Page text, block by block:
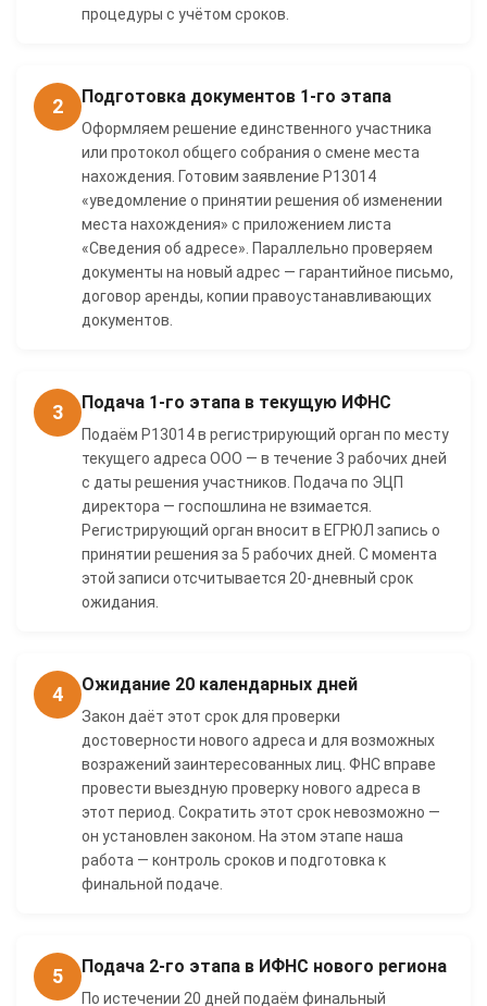
процедуры с учётом сроков.
2 Подготовка документов 1-го этапа
Оформляем решение единственного участника
или протокол общего собрания о смене места
нахождения. Готовим заявление Р13014
«уведомление о принятии решения об изменении
места нахождения» с приложением листа
«Сведения об адресе». Параллельно проверяем
документы на новый адрес — гарантийное письмо,
договор аренды, копии правоустанавливающих
документов.
3 Подача 1-го этапа в текущую ИФНС
Подаём Р13014 в регистрирующий орган по месту
текущего адреса ООО — в течение 3 рабочих дней
с даты решения участников. Подача по ЭЦП
директора — госпошлина не взимается.
Регистрирующий орган вносит в ЕГРЮЛ запись о
принятии решения за 5 рабочих дней. С момента
этой записи отсчитывается 20-дневный срок
ожидания.
4 Ожидание 20 календарных дней
Закон даёт этот срок для проверки
достоверности нового адреса и для возможных
возражений заинтересованных лиц. ФНС вправе
провести выездную проверку нового адреса в
этот период. Сократить этот срок невозможно —
он установлен законом. На этом этапе наша
работа — контроль сроков и подготовка к
финальной подаче.
5 Подача 2-го этапа в ИФНС нового региона
По истечении 20 дней подаём финальный